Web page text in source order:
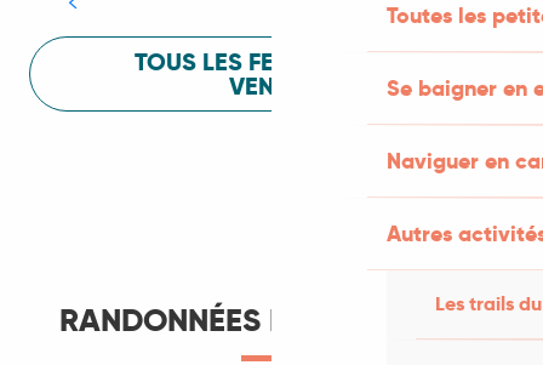
Toutes les
Se baigner en
Naviguer en
Autres
Les trails
TOUS LES FESTIVALS À
VENIR
RANDONNÉES ET ITINÉRANCE